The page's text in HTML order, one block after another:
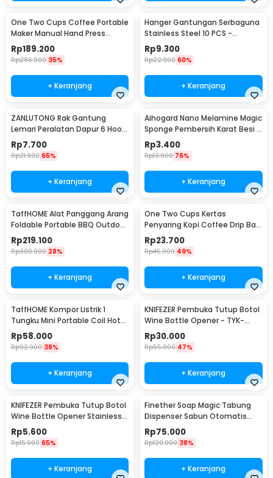
One Two Cups Coffee Portable
Maker Manual Hand Press
Espresso 300ml - T35066
Rp189.200
Rp286.900 35%
+ Keranjang
Hanger Gantungan Serbaguna
Stainless Steel 10 PCS -
M127105
Rp9.300
Rp22.900 60%
+ Keranjang
ZANLUTONG Rak Gantung
Lemari Peralatan Dapur 6 Hook
Besi - 2137
Rp7.700
Rp21.900 65%
+ Keranjang
Aihogard Nano Melamine Magic
Sponge Pembersih Karat Besi -
CW62
Rp3.400
Rp13.900 76%
+ Keranjang
TaffHOME Alat Panggang Arang
Foldable Portable BBQ Outdoor
Grill Stove - HWSK77
Rp219.100
Rp300.900 28%
+ Keranjang
One Two Cups Kertas
Penyaring Kopi Coffee Drip Bag
Paper Filter 50PCS - T111
Rp23.700
Rp45.900 49%
+ Keranjang
TaffHOME Kompor Listrik 1
Tungku Mini Portable Coil Hot
Plate 500W - C1-1000-03
Rp58.000
Rp92.900 38%
+ Keranjang
KNIFEZER Pembuka Tutup Botol
Wine Bottle Opener - TYK-
074B
Rp30.000
Rp55.900 47%
+ Keranjang
KNIFEZER Pembuka Tutup Botol
Wine Bottle Opener Stainless
Steel - WS01
Rp5.600
Rp15.900 65%
+ Keranjang
Finether Soap Magic Tabung
Dispenser Sabun Otomatis
400ml - AD-03
Rp75.000
Rp120.900 38%
+ Keranjang